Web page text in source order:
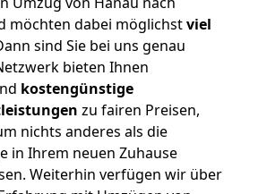
möchten dabei möglichstviel
sind Sie bei uns genau
bieten Ihnen
kostengünstige
zu fairen Preisen,
nichts anderes als die
in Ihrem neuen Zuhause
Weiterhin verfügen wir über